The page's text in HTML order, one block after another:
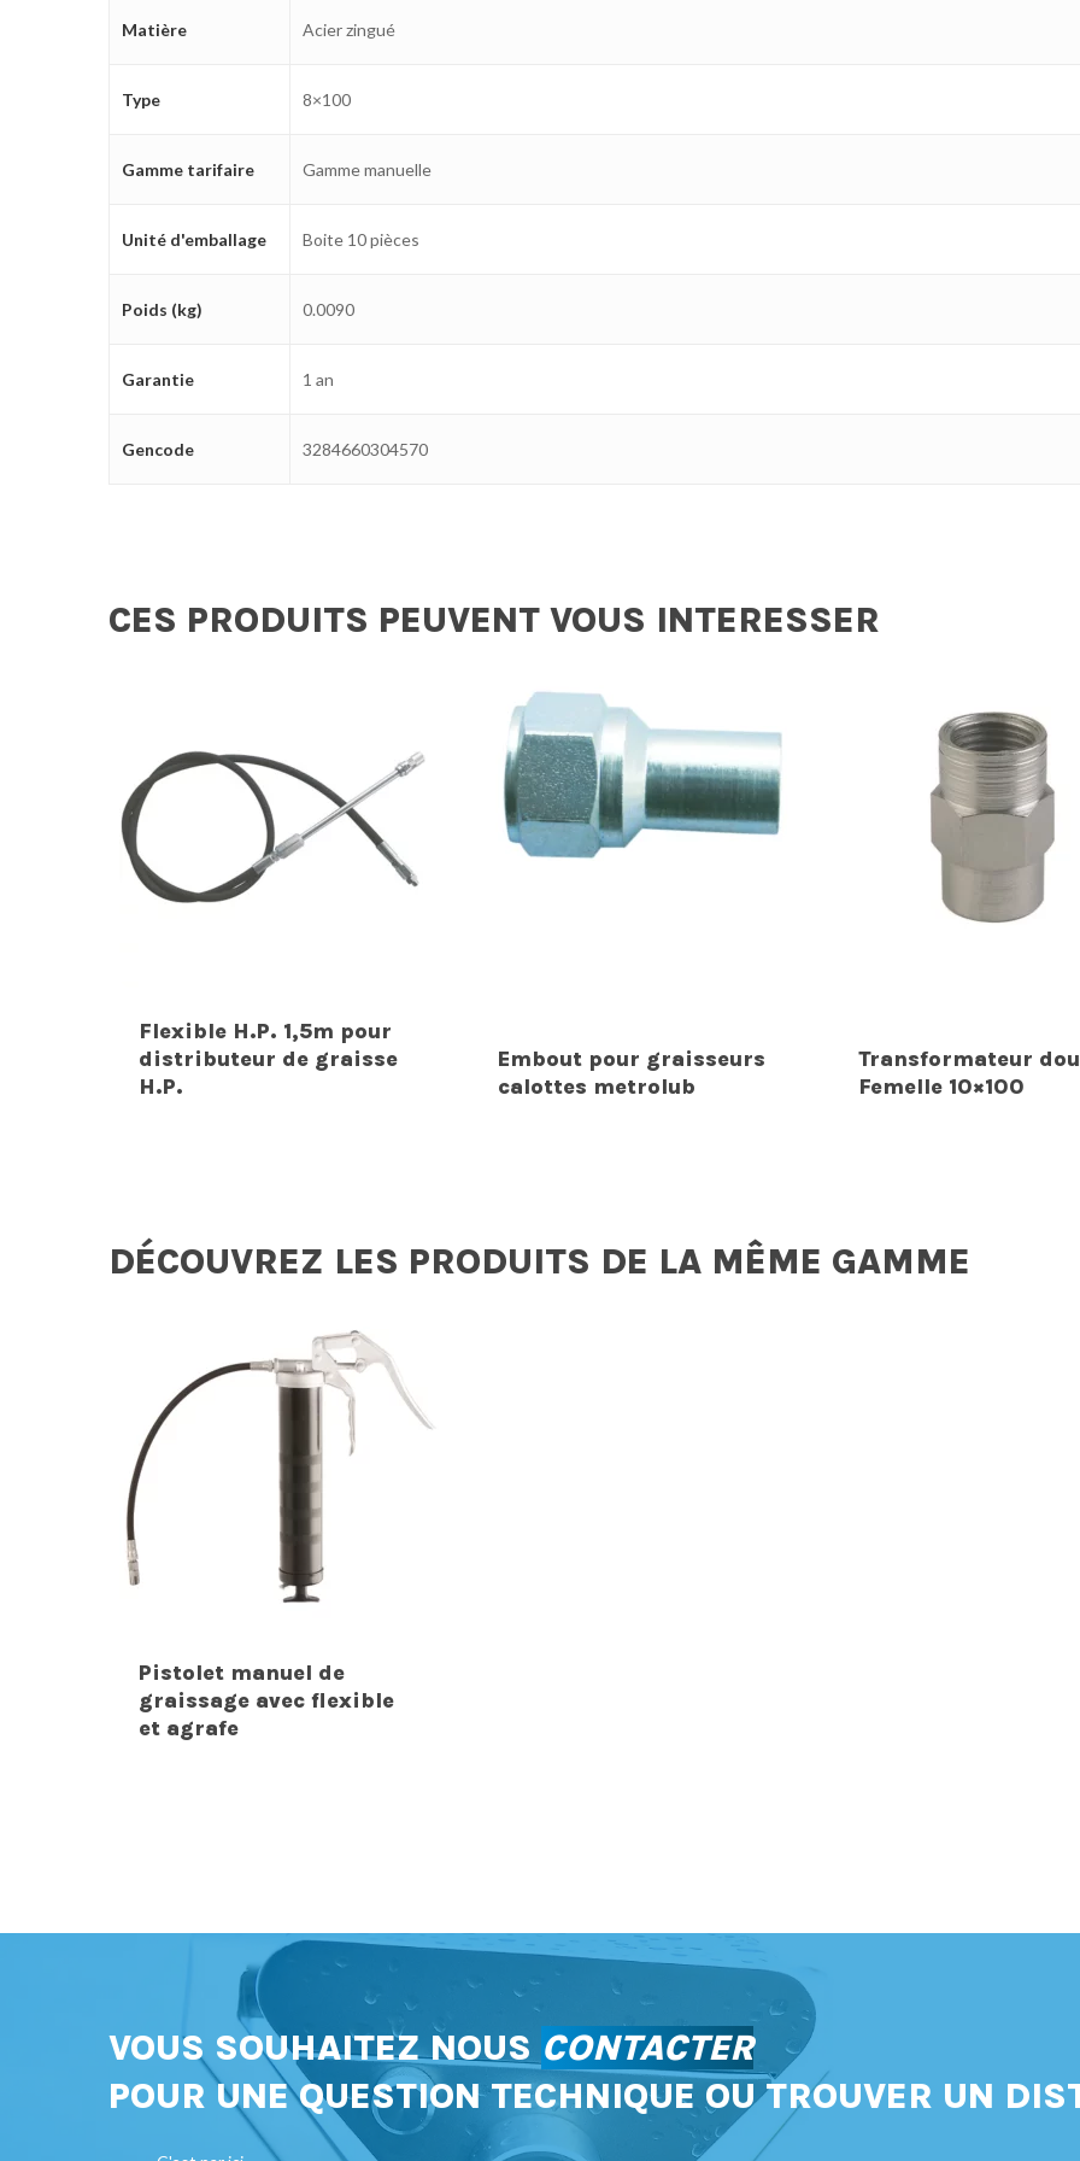
Matière Acier zingué
Type 8×100
Gamme tarifaire Gamme manuelle
Unité d'emballage Boite 10 pièces
Poids (kg) 0.0090
Garantie 1 an
Gencode 3284660304570
CES PRODUITS PEUVENT VOUS INTERESSER
Flexible H.P. 1,5m pour
distributeur de graisse
H.P.
Embout pour graisseurs
calottes metrolub
Transformateur
Femelle 10×100
DÉCOUVREZ LES PRODUITS DE LA MÊME GAMME
Pistolet manuel de
graissage avec flexible
et agrafe
VOUS SOUHAITEZ NOUS CONTACTER
POUR UNE QUESTION TECHNIQUE OU TROUVER UN